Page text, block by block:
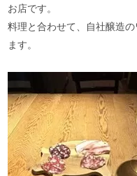
お店です。
料理と合わせて、自社醸造
ます。